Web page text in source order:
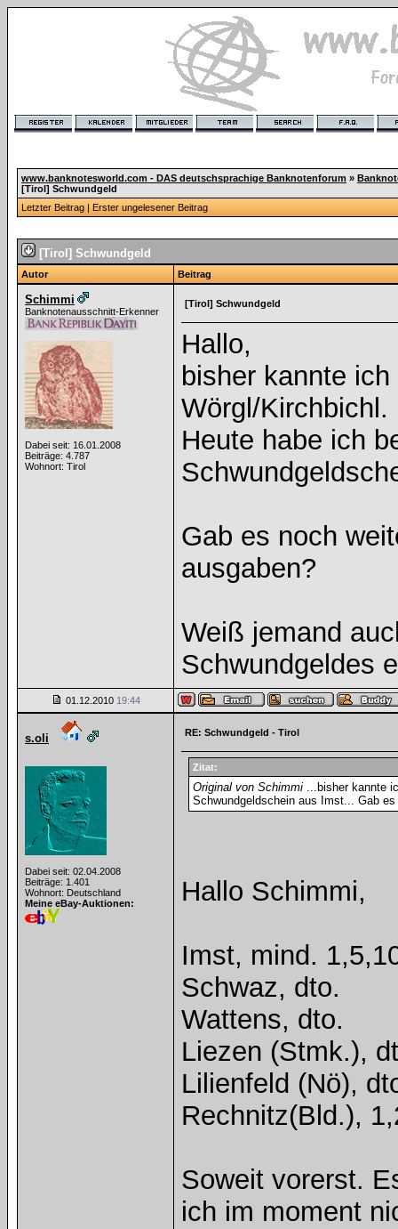
www.banknotesworld.com - DAS deutschsprachige Banknotenforum »
[Tirol] Schwundgeld
Letzter Beitrag | Erster ungelesener Beitrag
[Tirol] Schwundgeld
Autor Beitrag
Schimmi
Banknotenausschnitt-Erkenner
Dabei seit: 16.01.2008
Beiträge: 4.787
Wohnort: Tirol
[Tirol] Schwundgeld
Hallo,
bisher kannte
Wörgl/Kirchbichl.
Heute habe ich
Gab es noch
ausgaben?
Weiß jemand
Schwundgeldes
01.12.2010 19:44
s.oli
Dabei seit: 02.04.2008
Beiträge: 1.401
Wohnort: Deutschland
Meine eBay-Auktionen:
RE: Schwundgeld - Tirol
Zitat:
Original von Schimmi...bisher kannte
Schwundgeldschein aus Imst... Gab
Hallo Schimmi,
Imst, mind.
Schwaz, dto.
Wattens, dto.
Liezen (Stmk.),
Lilienfeld (Nö),
Rechnitz(Bld.),
Soweit vorerst.
ich im moment